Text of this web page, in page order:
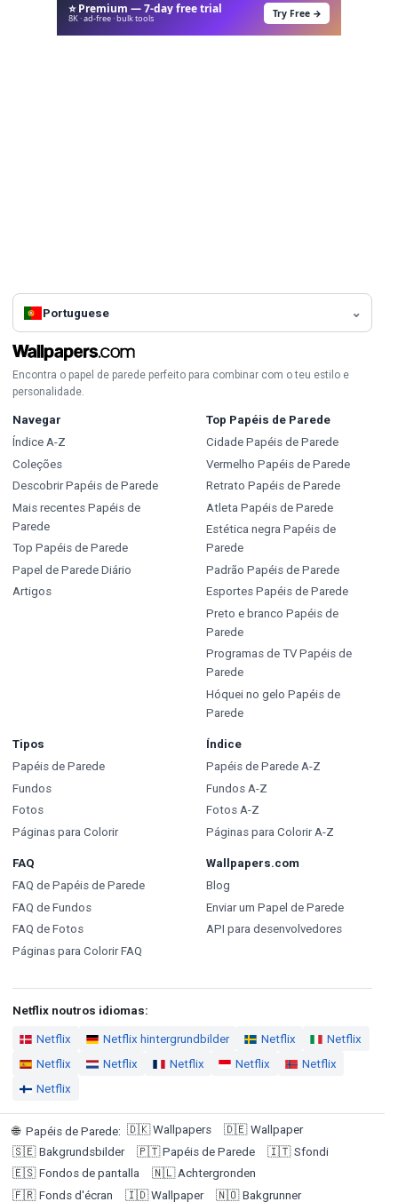
⭐ Premium — 7-day free trial
8K · ad-free · bulk tools Try Free →
Portuguese
Encontra o papel de parede perfeito para combinar com o teu estilo e
personalidade.
Navegar
Índice A-Z
Coleções
Descobrir Papéis de Parede
Mais recentes Papéis de
Parede
Top Papéis de Parede
Papel de Parede Diário
Artigos
Top Papéis de Parede
Cidade Papéis de Parede
Vermelho Papéis de Parede
Retrato Papéis de Parede
Atleta Papéis de Parede
Estética negra Papéis de
Parede
Padrão Papéis de Parede
Esportes Papéis de Parede
Preto e branco Papéis de
Parede
Programas de TV Papéis de
Parede
Hóquei no gelo Papéis de
Parede
Tipos
Papéis de Parede
Fundos
Fotos
Páginas para Colorir
Índice
Papéis de Parede A-Z
Fundos A-Z
Fotos A-Z
Páginas para Colorir A-Z
FAQ
FAQ de Papéis de Parede
FAQ de Fundos
FAQ de Fotos
Páginas para Colorir FAQ
Wallpapers.com
Blog
Enviar um Papel de Parede
API para desenvolvedores
Netflix noutros idiomas:
Netflix Netflix hintergrundbilder Netflix
Netflix
Netflix
Netflix Netflix Netflix
Netflix
Netflix
🌐 Papéis de Parede: 🇩🇰 Wallpapers 🇩🇪 Wallpaper
🇸🇪 Bakgrundsbilder 🇵🇹 Papéis de Parede 🇮🇹 Sfondi
🇪🇸 Fondos de pantalla 🇳🇱 Achtergronden
🇫🇷 Fonds d'écran 🇮🇩 Wallpaper 🇳🇴 Bakgrunner